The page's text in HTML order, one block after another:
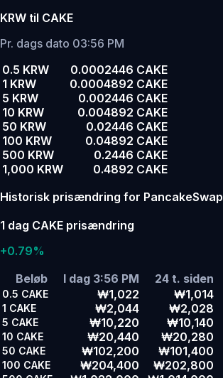
KRW til CAKE
Pr. dags dato 03:56 PM
0.5 KRW
0.0002446 CAKE
1 KRW
0.0004892 CAKE
5 KRW
0.002446 CAKE
10 KRW
0.004892 CAKE
50 KRW
0.02446 CAKE
100 KRW
0.04892 CAKE
500 KRW
0.2446 CAKE
1,000 KRW
0.4892 CAKE
Historisk prisændring for PancakeSwap
1 dag CAKE prisændring
+0.79%
Beløb
I dag 3:56 PM 24 t. siden
0.5 CAKE ₩1,022 ₩1,014
1 CAKE ₩2,044 ₩2,028
5 CAKE ₩10,220 ₩10,140
10 CAKE ₩20,440 ₩20,280
50 CAKE ₩102,200 ₩101,400
100 CAKE ₩204,400 ₩202,800